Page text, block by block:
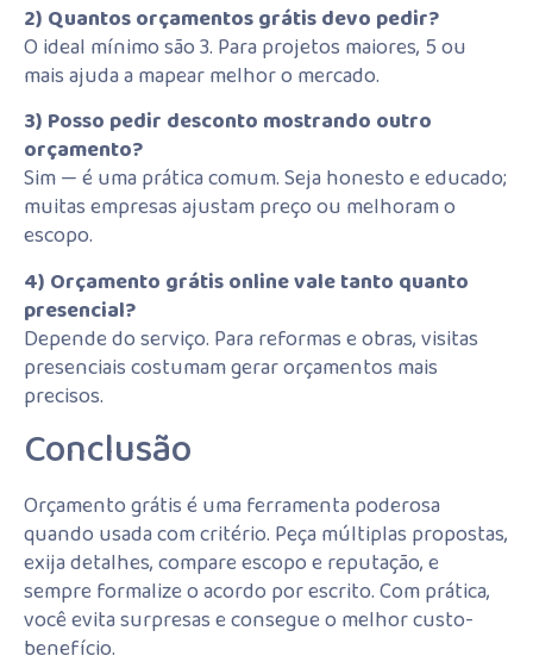
2) Quantos orçamentos grátis devo pedir?
O ideal mínimo são 3. Para projetos maiores, 5 ou
mais ajuda a mapear melhor o mercado.
3) Posso pedir desconto mostrando outro
orçamento?
Sim — é uma prática comum. Seja honesto e educado;
muitas empresas ajustam preço ou melhoram o
escopo.
4) Orçamento grátis online vale tanto quanto
presencial?
Depende do serviço. Para reformas e obras, visitas
presenciais costumam gerar orçamentos mais
precisos.
Conclusão
Orçamento grátis é uma ferramenta poderosa
quando usada com critério. Peça múltiplas propostas,
exija detalhes, compare escopo e reputação, e
sempre formalize o acordo por escrito. Com prática,
você evita surpresas e consegue o melhor custo-
benefício.